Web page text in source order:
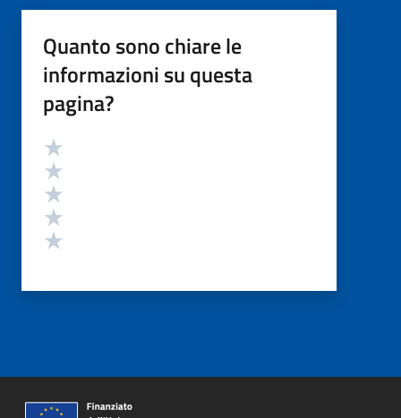
Quanto sono chiare le
informazioni su questa
pagina?
Valutazione